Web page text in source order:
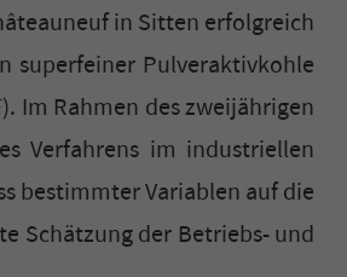
in Sitten erfolgreich
superfeiner Pulveraktivkohle
Im Rahmen des zweijährigen
Verfahrens im industriellen
bestimmter Variablen auf die
Schätzung der Betriebs- und